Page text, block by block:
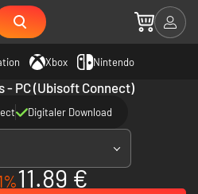
Xbox Nintendo
- PC (Ubisoft Connect)
Digitaler Download
11.89 €